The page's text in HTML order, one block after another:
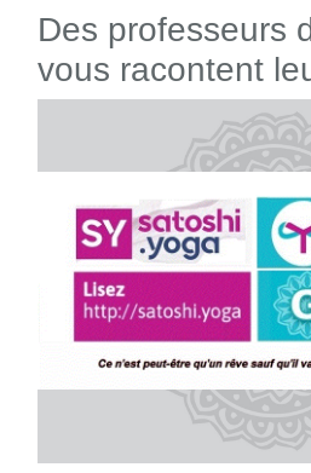
Des professeurs
vous racontent